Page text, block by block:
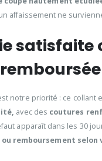
affaissement ne
satisfaite
remboursée
notre priorité : ce collant
avec des coutures
apparaît dans les 30
ou remboursement selon